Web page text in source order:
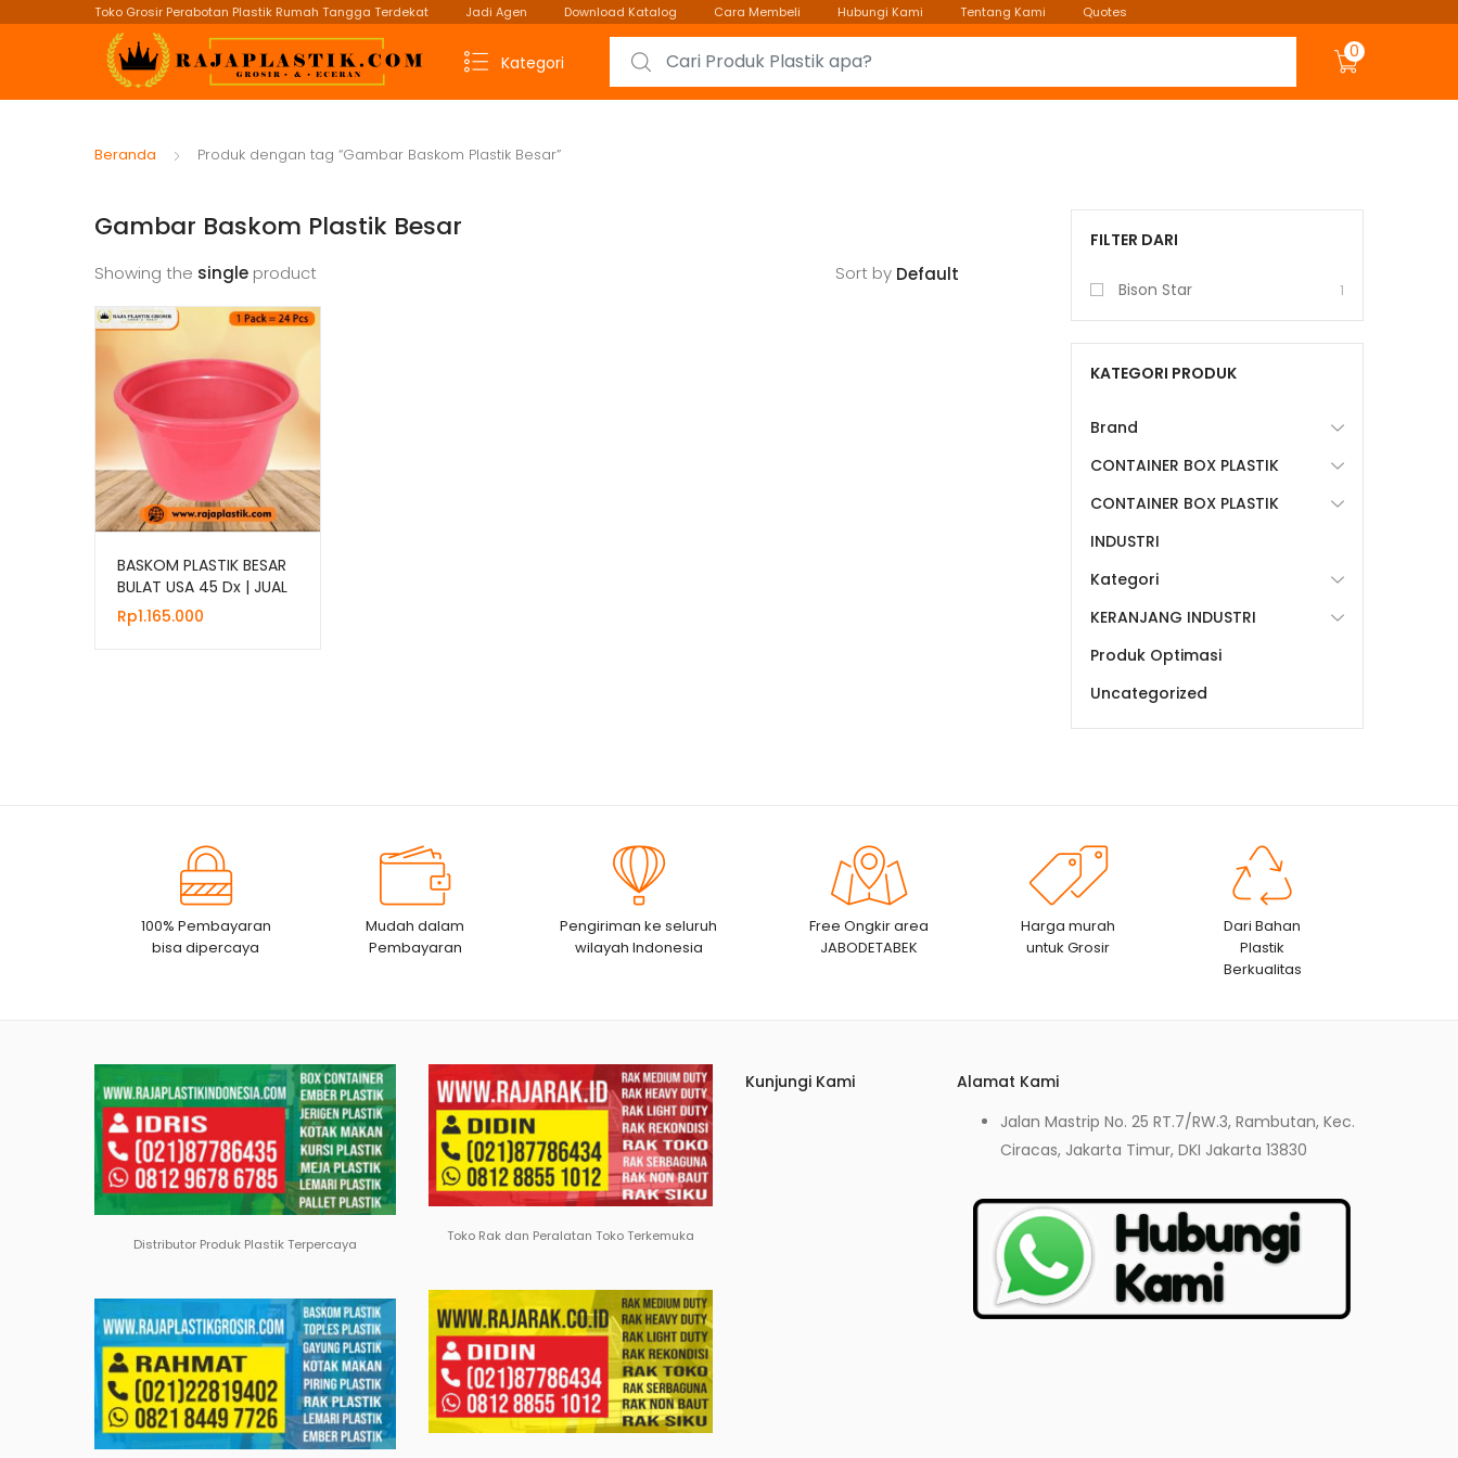
Toko Grosir Perabotan Plastik Rumah Tangga Terdekat Jadi Agen Download Katalog Cara Membeli Hubungi Kami Tentang Kami Quotes
Kategori
Search for: 0
Beranda Produk dengan tag “Gambar Baskom Plastik Besar”
Gambar Baskom Plastik Besar
Showing the single product Sort by
BASKOM PLASTIK BESAR
BULAT USA 45 Dx | JUAL
HARGA GROSIR
Rp1.165.000
FILTER DARI
Bison Star 1
KATEGORI PRODUK
Brand
CONTAINER BOX PLASTIK
CONTAINER BOX PLASTIK
INDUSTRI
Kategori
KERANJANG INDUSTRI
Produk Optimasi
Uncategorized
100% Pembayaran
bisa dipercaya
Mudah dalam
Pembayaran
Pengiriman ke seluruh
wilayah Indonesia
Free Ongkir area
JABODETABEK
Harga murah
untuk Grosir
Dari Bahan
Plastik
Berkualitas
Distributor Produk Plastik Terpercaya Toko Rak dan Peralatan Toko Terkemuka
Kunjungi Kami
Alamat Kami
Jalan Mastrip No. 25 RT.7/RW.3, Rambutan, Kec.
Ciracas, Jakarta Timur, DKI Jakarta 13830